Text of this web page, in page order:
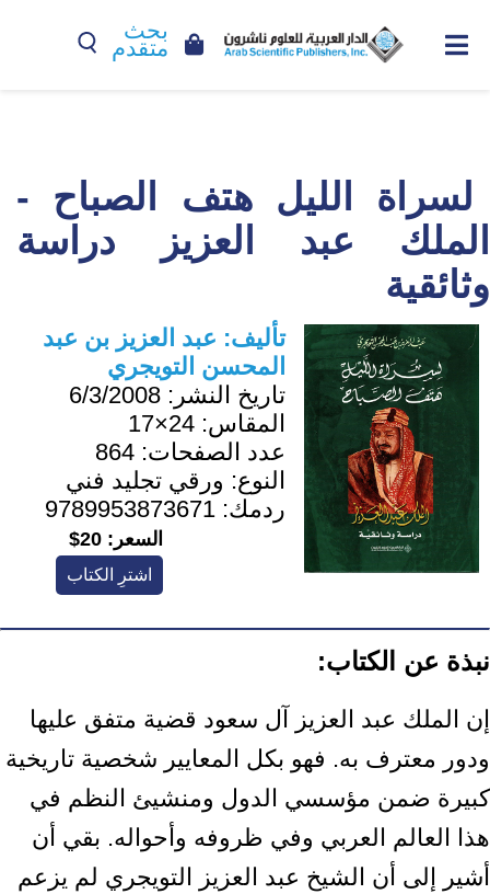
بحث
متقدم
لسراة الليل هتف الصباح -
الملك عبد العزيز دراسة
وثائقية
تأليف: عبد العزيز بن عبد
المحسن التويجري
تاريخ النشر: 6/3/2008
المقاس: 24×17
عدد الصفحات: 864
النوع: ورقي تجليد فني
ردمك: 9789953873671
السعر: 20$
اشترِ الكتاب
نبذة عن الكتاب:
إن الملك عبد العزيز آل سعود قضية متفق عليها
ودور معترف به. فهو بكل المعايير شخصية تاريخية
كبيرة ضمن مؤسسي الدول ومنشيئ النظم في
هذا العالم العربي وفي ظروفه وأحواله. بقي أن
أشير إلى أن الشيخ عبد العزيز التويجري لم يزعم